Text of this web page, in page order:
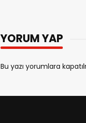
YORUM YAP
Bu yazı yorumlara